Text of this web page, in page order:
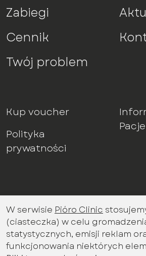
Zabiegi
Cennik
Twój problem
Kup voucher
Polityka
prywatności
Bądź na bieżąco z
promocjami miesiąca
Imię i nazwisko
W serwisie Pióro Clinic
(ciasteczka) w celu
statystycznych, emisji reklam
funkcjonowania niektórych